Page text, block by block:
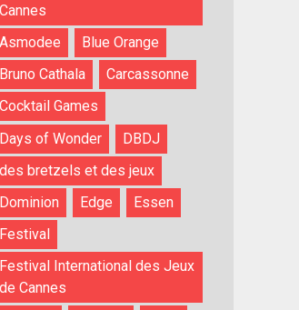
Cannes
Asmodee
Blue Orange
Bruno Cathala
Carcassonne
Cocktail Games
Days of Wonder
DBDJ
des bretzels et des jeux
Dominion
Edge
Essen
Festival
Festival International des Jeux
de Cannes